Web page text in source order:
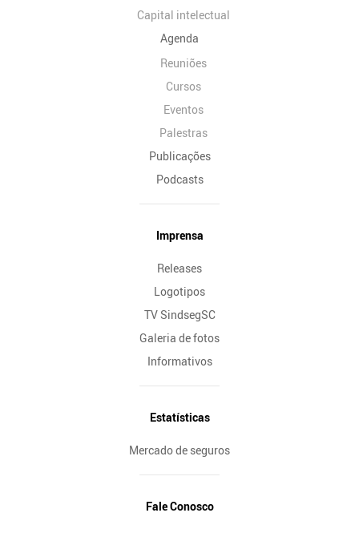
Capital intelectual
Agenda
Reuniões
Cursos
Eventos
Palestras
Publicações
Podcasts
Imprensa
Releases
Logotipos
TV SindsegSC
Galeria de fotos
Informativos
Estatísticas
Mercado de seguros
Fale Conosco